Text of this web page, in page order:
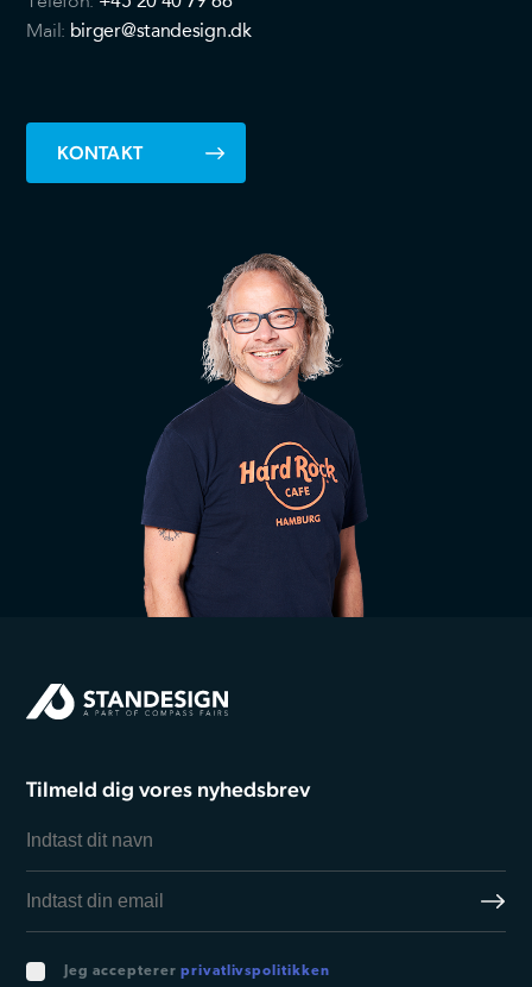
Mail: birger@standesign.dk
KONTAKT
Tilmeld dig vores nyhedsbrev
Jeg accepterer privatlivspolitikken